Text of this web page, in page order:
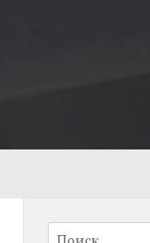
Найти: